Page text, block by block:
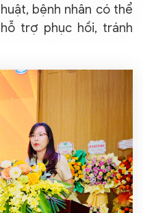
bệnh nhân có thể
trợ phục hồi, tránh